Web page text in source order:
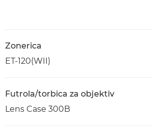
Zonerica
ET-120(WII)
Futrola/torbica za objektiv
Lens Case 300B